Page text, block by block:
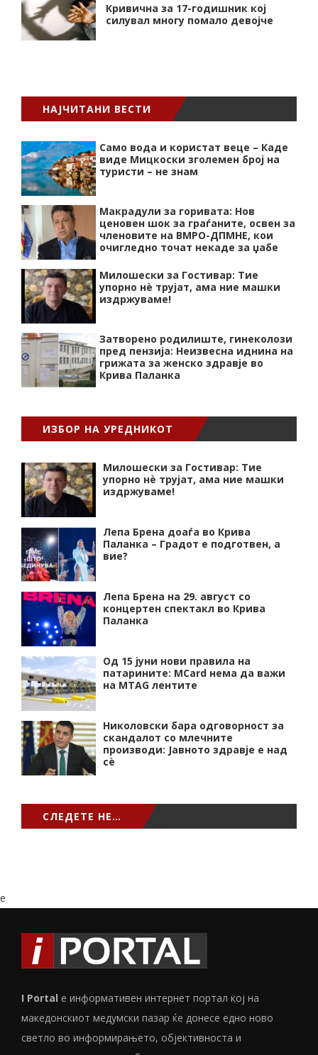
Кривична за 17-годишник кој
силувал многу помало девојче
НАЈЧИТАНИ ВЕСТИ
Само вода и користат веце – Каде
виде Мицкоски зголемен број на
туристи – не знам
Макрадули за горивата: Нов
ценовен шок за граѓаните, освен за
членовите на ВМРО-ДПМНЕ, кои
очигледно точат некаде за џабе
Милошески за Гостивар: Тие
упорно нѐ трујат, ама ние машки
издржуваме!
Затворено родилиште, гинеколози
пред пензија: Неизвесна иднина на
грижата за женско здравје во
Крива Паланка
ИЗБОР НА УРЕДНИКОТ
Милошески за Гостивар: Тие
упорно нѐ трујат, ама ние машки
издржуваме!
Лепа Брена доаѓа во Крива
Паланка – Градот е подготвен, а
вие?
Лепа Брена на 29. август со
концертен спектакл во Крива
Паланка
Од 15 јуни нови правила на
патарините: MCard нема да важи
на MTAG лентите
Николовски бара одговорност за
скандалот со млечните
производи: Јавното здравје е над
сѐ
СЛЕДЕТЕ НЕ…
e
I Portal е информативен интернет портал кој на
македонскиот медумски пазар ќе донесе едно ново
светло во информирањето, објективноста и